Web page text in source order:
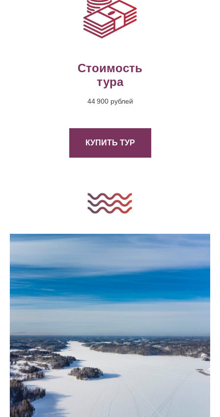
Стоимость
тура
44 900 рублей
КУПИТЬ ТУР